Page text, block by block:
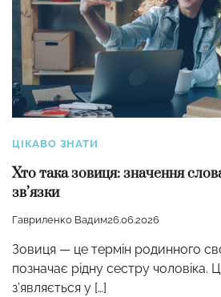
ЦІКАВО ЗНАТИ
Хто така зовиця: значення
зв’язки
Гавриленко Вадим26.06.2026
Зовиця — це термін родинного
позначає рідну сестру чоловіка.
з’являється у […]